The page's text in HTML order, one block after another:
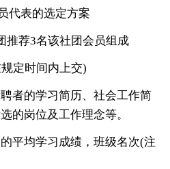
表的选定方案
推荐3名该社团会员组成
定时间内上交)
者的学习简历、社会工作简
的岗位及工作理念等。
平均学习成绩，班级名次(注